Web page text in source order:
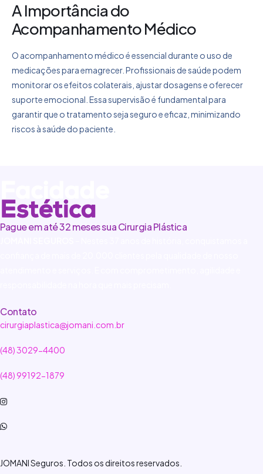
A Importância do
Acompanhamento Médico
O acompanhamento médico é essencial durante o uso de
medicações para emagrecer. Profissionais de saúde podem
monitorar os efeitos colaterais, ajustar dosagens e oferecer
suporte emocional. Essa supervisão é fundamental para
garantir que o tratamento seja seguro e eficaz, minimizando
riscos à saúde do paciente.
Pague em até 32 meses sua Cirurgia Plástica
Contato
cirurgiaplastica@jomani.com.br
(48) 3029-4400
(48) 99192-1879
JOMANI Seguros. Todos os direitos reservados.